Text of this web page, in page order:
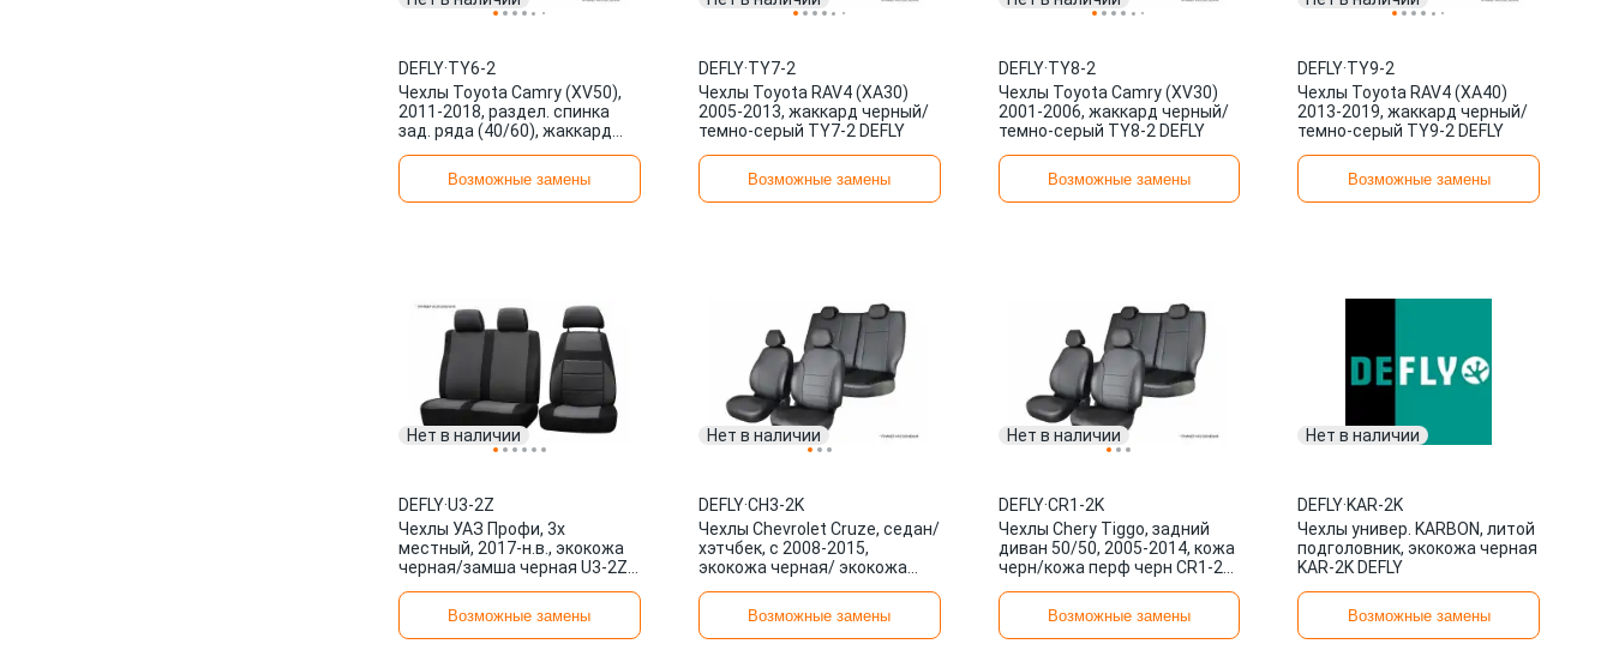
DEFLY·TY6-2
Чехлы Toyota Camry (XV50),
2011-2018, раздел. спинка
зад. ряда (40/60), жаккард
DEFLY
Возможные замены
DEFLY·TY7-2
Чехлы Toyota RAV4 (XA30)
2005-2013, жаккард черный/
темно-серый TY7-2 DEFLY
Возможные замены
DEFLY·TY8-2
Чехлы Toyota Camry (XV30)
2001-2006, жаккард черный/
темно-серый TY8-2 DEFLY
Возможные замены
DEFLY·TY9-2
Чехлы Toyota RAV4 (XA40)
2013-2019, жаккард черный/
темно-серый TY9-2 DEFLY
Возможные замены
Нет в наличии
DEFLY·U3-2Z
Чехлы УАЗ Профи, 3х
местный, 2017-н.в., экокожа
черная/замша черная U3-2Z
Возможные замены
Нет в наличии
DEFLY·CH3-2K
Чехлы Chevrolet Cruze, седан/
хэтчбек, с 2008-2015,
экокожа черная/ экокожа
Возможные замены
Нет в наличии
DEFLY·CR1-2K
Чехлы Chery Tiggo, задний
диван 50/50, 2005-2014, кожа
черн/кожа перф черн CR1-2K
Возможные замены
Нет в наличии
DEFLY·KAR-2K
Чехлы универ. KARBON, литой
подголовник, экокожа черная
KAR-2K DEFLY
Возможные замены